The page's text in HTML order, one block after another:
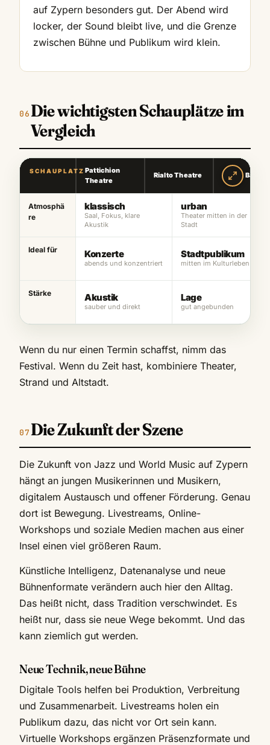
auf Zypern besonders gut. Der Abend wird
locker, der Sound bleibt live, und die Grenze
zwischen Bühne und Publikum wird klein.
Die wichtigsten Schauplätze im
Vergleich
SCHAUPLATZ Pattichion
Theatre
Rialto Theatre Beach Bars
Atmosphä
re
klassisch
Saal, Fokus, klare
Akustik
urban
Theater mitten in der
Stadt
Ideal für Konzerte
abends und konzentriert
Stadtpublikum
mitten im Kulturleben
Stärke Akustik
sauber und direkt
Lage
gut angebunden
Wenn du nur einen Termin schaffst, nimm das
Festival. Wenn du Zeit hast, kombiniere Theater,
Strand und Altstadt.
Die Zukunft der Szene
Die Zukunft von Jazz und World Music auf Zypern
hängt an jungen Musikerinnen und Musikern,
digitalem Austausch und offener Förderung. Genau
dort ist Bewegung. Livestreams, Online-
Workshops und soziale Medien machen aus einer
Insel einen viel größeren Raum.
Künstliche Intelligenz, Datenanalyse und neue
Bühnenformate verändern auch hier den Alltag.
Das heißt nicht, dass Tradition verschwindet. Es
heißt nur, dass sie neue Wege bekommt. Und das
kann ziemlich gut werden.
Neue Technik, neue Bühne
Digitale Tools helfen bei Produktion, Verbreitung
und Zusammenarbeit. Livestreams holen ein
Publikum dazu, das nicht vor Ort sein kann.
Virtuelle Workshops ergänzen Präsenzformate und